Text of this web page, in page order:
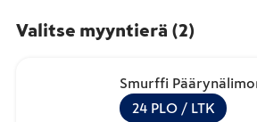
Valitse myyntierä (2)
Smurffi
24 PLO / LTK